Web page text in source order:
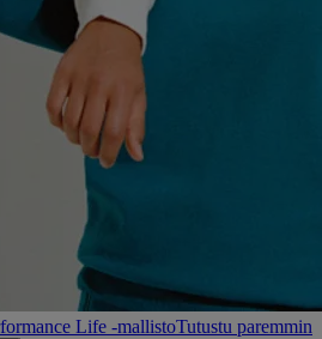
Life -mallistoTutustu paremmin